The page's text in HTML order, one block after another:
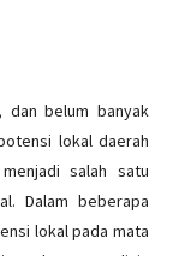
dan belum banyak
lokal daerah
salah satu
Dalam beberapa
lokal pada mata